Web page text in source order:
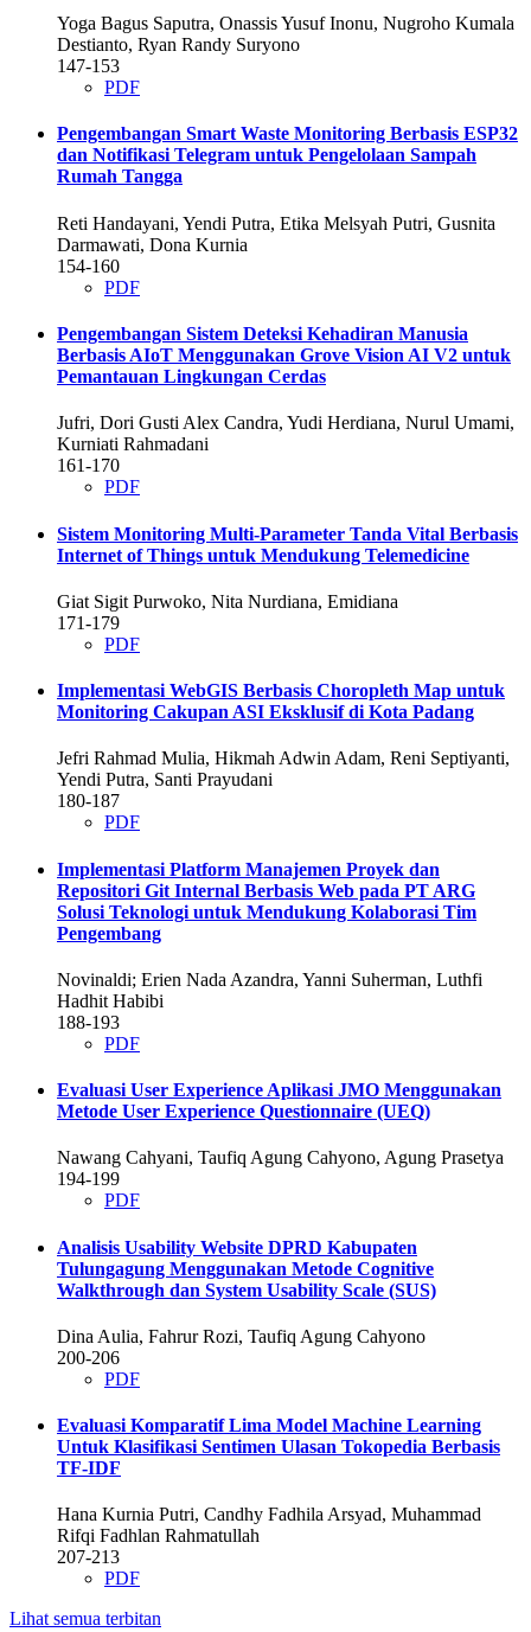
Yoga Bagus Saputra, Onassis Yusuf Inonu, Nugroho Kumala
Destianto, Ryan Randy Suryono
147-153
PDF
Pengembangan Smart Waste Monitoring Berbasis ESP32
dan Notifikasi Telegram untuk Pengelolaan Sampah
Rumah Tangga
Reti Handayani, Yendi Putra, Etika Melsyah Putri, Gusnita
Darmawati, Dona Kurnia
154-160
PDF
Pengembangan Sistem Deteksi Kehadiran Manusia
Berbasis AIoT Menggunakan Grove Vision AI V2 untuk
Pemantauan Lingkungan Cerdas
Jufri, Dori Gusti Alex Candra, Yudi Herdiana, Nurul Umami,
Kurniati Rahmadani
161-170
PDF
Sistem Monitoring Multi-Parameter Tanda Vital Berbasis
Internet of Things untuk Mendukung Telemedicine
Giat Sigit Purwoko, Nita Nurdiana, Emidiana
171-179
PDF
Implementasi WebGIS Berbasis Choropleth Map untuk
Monitoring Cakupan ASI Eksklusif di Kota Padang
Jefri Rahmad Mulia, Hikmah Adwin Adam, Reni Septiyanti,
Yendi Putra, Santi Prayudani
180-187
PDF
Implementasi Platform Manajemen Proyek dan
Repositori Git Internal Berbasis Web pada PT ARG
Solusi Teknologi untuk Mendukung Kolaborasi Tim
Pengembang
Novinaldi; Erien Nada Azandra, Yanni Suherman, Luthfi
Hadhit Habibi
188-193
PDF
Evaluasi User Experience Aplikasi JMO Menggunakan
Metode User Experience Questionnaire (UEQ)
Nawang Cahyani, Taufiq Agung Cahyono, Agung Prasetya
194-199
PDF
Analisis Usability Website DPRD Kabupaten
Tulungagung Menggunakan Metode Cognitive
Walkthrough dan System Usability Scale (SUS)
Dina Aulia, Fahrur Rozi, Taufiq Agung Cahyono
200-206
PDF
Evaluasi Komparatif Lima Model Machine Learning
Untuk Klasifikasi Sentimen Ulasan Tokopedia Berbasis
TF-IDF
Hana Kurnia Putri, Candhy Fadhila Arsyad, Muhammad
Rifqi Fadhlan Rahmatullah
207-213
PDF
Lihat semua terbitan